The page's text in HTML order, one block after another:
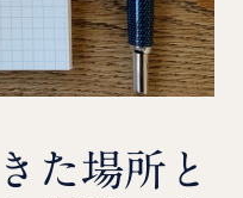
た場所と